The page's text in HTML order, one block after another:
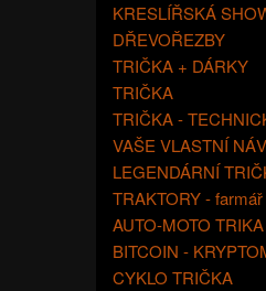
KRESLÍŘSKÁ
DŘEVOŘEZBY
TRIČKA + DÁRKY
TRIČKA
TRIČKA -
VAŠE VLASTNÍ
LEGENDÁRNÍ
TRAKTORY -
AUTO-MOTO TRIKA
BITCOIN -
CYKLO TRIČKA